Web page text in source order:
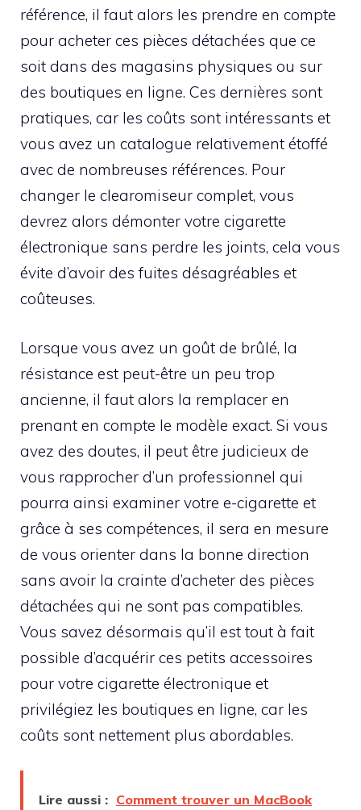
référence, il faut alors les prendre en compte
pour acheter ces pièces détachées que ce
soit dans des magasins physiques ou sur
des boutiques en ligne. Ces dernières sont
pratiques, car les coûts sont intéressants et
vous avez un catalogue relativement étoffé
avec de nombreuses références. Pour
changer le clearomiseur complet, vous
devrez alors démonter votre cigarette
électronique sans perdre les joints, cela vous
évite d’avoir des fuites désagréables et
coûteuses.
Lorsque vous avez un goût de brûlé, la
résistance est peut-être un peu trop
ancienne, il faut alors la remplacer en
prenant en compte le modèle exact. Si vous
avez des doutes, il peut être judicieux de
vous rapprocher d’un professionnel qui
pourra ainsi examiner votre e-cigarette et
grâce à ses compétences, il sera en mesure
de vous orienter dans la bonne direction
sans avoir la crainte d’acheter des pièces
détachées qui ne sont pas compatibles.
Vous savez désormais qu’il est tout à fait
possible d’acquérir ces petits accessoires
pour votre cigarette électronique et
privilégiez les boutiques en ligne, car les
coûts sont nettement plus abordables.
Lire aussi : Comment trouver un MacBook